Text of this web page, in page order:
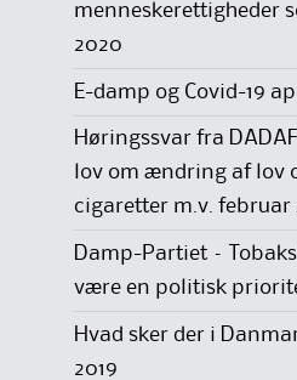
menneskerettigheder
2020
E-damp og Covid-19
Høringssvar fra
lov om ændring af lov
cigaretter m.v. februar
Damp-Partiet –
være en politisk
Hvad sker der i
2019